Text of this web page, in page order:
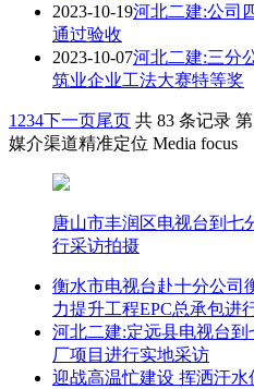
2023-10-19河北二建:公司
通过验收
2023-10-07河北二建:三分
筑业企业工法大赛特等奖
1 234下一页尾页 共 83 条记录
媒介渠道精准定位 Media focus
唐山市丰润区电视台到七
行采访拍摄
衡水市电视台赴十分公司
力提升工程EPC总承包进
河北二建:定远县电视台
厂项目进行实地采访
迎战高温忙建设 挥洒汗